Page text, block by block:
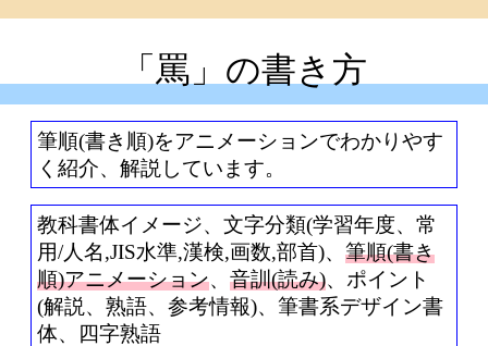
「罵」の書き方
筆順(書き順)をアニメーションでわかりやす
く紹介、解説しています。
教科書体イメージ、文字分類(学習年度、常
用/人名,JIS水準,漢検,画数,部首)、 筆順(書き
順)アニメーション、 音訓(読み)、ポイント
(解説、熟語、参考情報)、筆書系デザイン書
体、四字熟語